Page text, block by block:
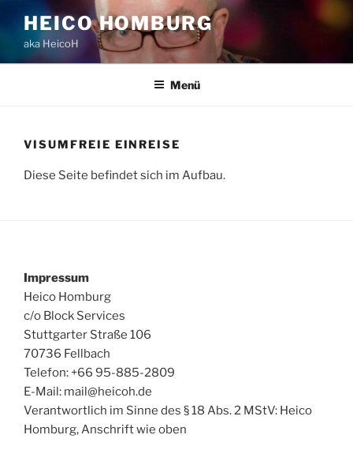
Inhalt
springen
HEICO HOMBURG
aka HeicoH
Menü
VISUMFREIE EINREISE
Diese Seite befindet sich im Aufbau.
Impressum
Heico Homburg
c/o Block Services
Stuttgarter Straße 106
70736 Fellbach
Telefon: +66 95-885-2809
E-Mail: mail@heicoh.de
Verantwortlich im Sinne des § 18 Abs. 2 MStV: Heico
Homburg, Anschrift wie oben